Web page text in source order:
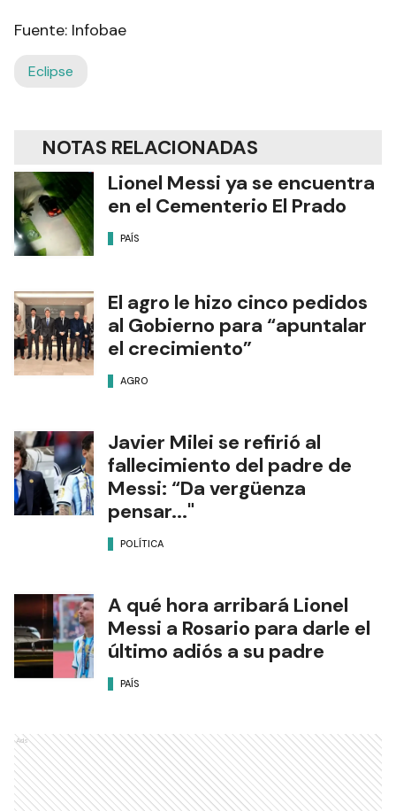
España. También se espera un eclipse parcial de
natural de la Tierra cambia gradualmente su
aspecto. Para quienes tengan la suerte de
observarlo en zonas despejadas, el evento
ofrecerá una visión espectacular del cielo
nocturno.
Fuente: Infobae
Eclipse
NOTAS RELACIONADAS
en el Cementerio El Prado
PAÍS
El agro le hizo cinco pedidos
al Gobierno para “apuntalar
AGRO
Javier Milei se refirió al
fallecimiento del padre de
pensar..."
POLÍTICA